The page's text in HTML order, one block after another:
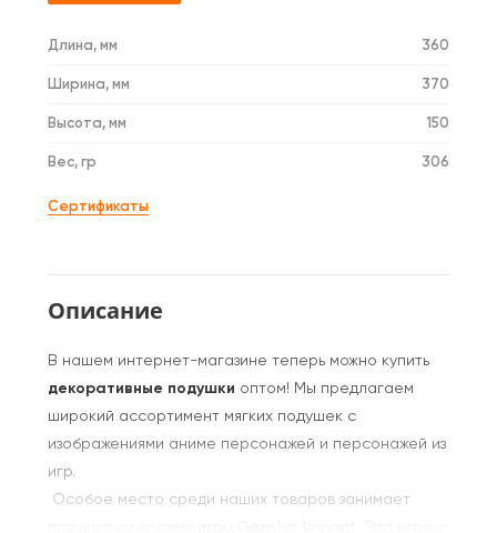
Длина, мм 360
Ширина, мм 370
Высота, мм 150
Вес, гр 306
Сертификаты
Описание
В нашем интернет-магазине теперь можно купить
декоративные подушки оптом! Мы предлагаем
широкий ассортимент мягких подушек с
изображениями аниме персонажей и персонажей из
игр.
Особое место среди наших товаров занимает